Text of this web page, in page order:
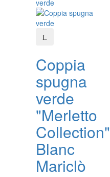
Coppia
spugna
verde
"Merletto
Collection"
Blanc
Mariclò